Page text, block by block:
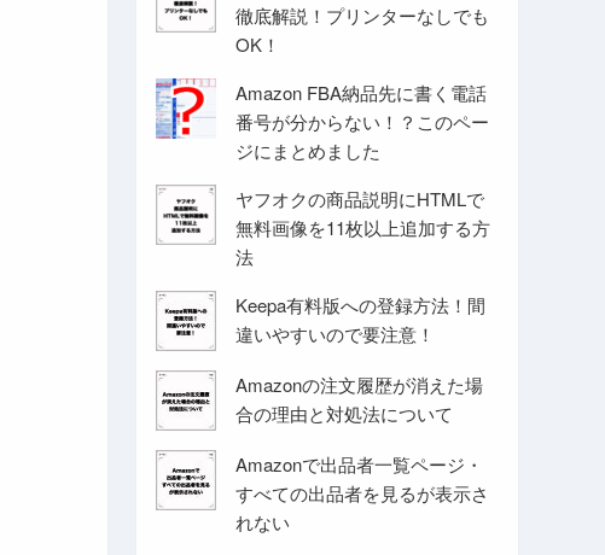
徹底解説！プリンターなしでも
OK！
Amazon FBA納品先に書く電話
番号が分からない！？このペー
ジにまとめました
ヤフオクの商品説明にHTMLで
無料画像を11枚以上追加する方
法
Keepa有料版への登録方法！間
違いやすいので要注意！
Amazonの注文履歴が消えた場
合の理由と対処法について
Amazonで出品者一覧ページ・
すべての出品者を見るが表示さ
れない